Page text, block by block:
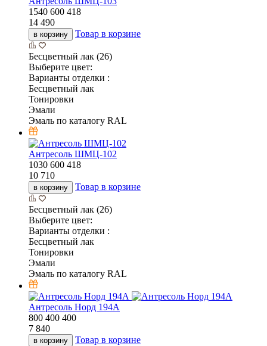
1540 600 418
14 490
в корзину Товар в корзине
Бесцветный лак (26)
Выберите цвет:
Варианты отделки :
Бесцветный лак
Тонировки
Эмали
Эмаль по каталогу RAL
Антресоль ШМЦ-102
1030 600 418
10 710
в корзину Товар в корзине
Бесцветный лак (26)
Выберите цвет:
Варианты отделки :
Бесцветный лак
Тонировки
Эмали
Эмаль по каталогу RAL
Антресоль Норд 194А
800 400 400
7 840
в корзину Товар в корзине